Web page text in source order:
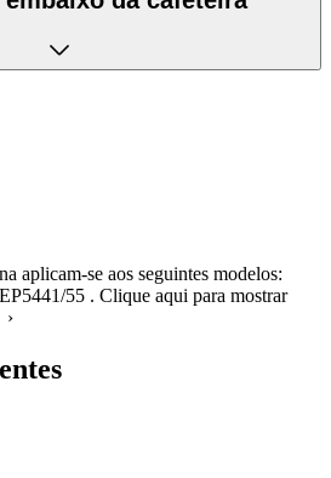
aplicam-se aos seguintes modelos:
EP5441/55 . Clique aqui para mostrar
›